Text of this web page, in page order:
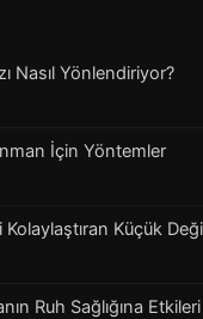
Nasıl Yönlendiriyor?
İçin Yöntemler
Kolaylaştıran Küçük
Ruh Sağlığına Etkileri